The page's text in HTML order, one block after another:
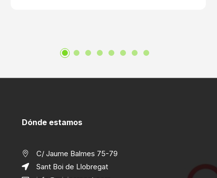
Dónde estamos
 C/ Jaume Balmes 75-79
 Sant Boi de Llobregat